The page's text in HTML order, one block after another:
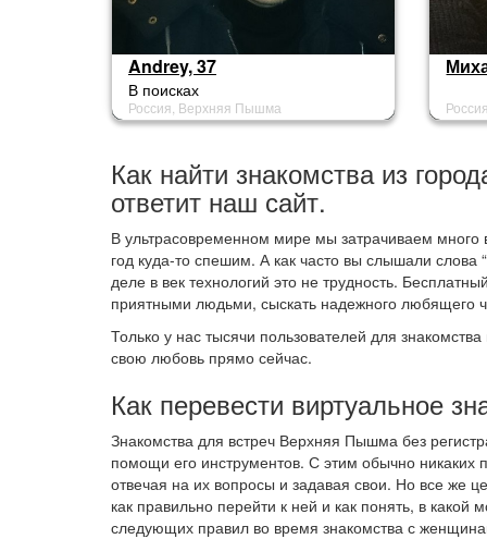
Andrey, 37
В поисках
Россия, Верхняя Пышма
Как найти знакомства из
ответит наш сайт.
В ультрасовременном мире мы затрачиваем
год куда-то спешим. А как часто вы слышали слова
деле в век технологий это не трудность.
приятными людьми, сыскать надежного любящего
Только у нас тысячи пользователей для
свою любовь прямо сейчас.
Как перевести виртуальное
Знакомства для встреч Верхняя Пышма без
помощи его инструментов. С этим обычно никаких
отвечая на их вопросы и задавая свои. Но все же
как правильно перейти к ней и как понять, в
следующих правил во время знакомства с